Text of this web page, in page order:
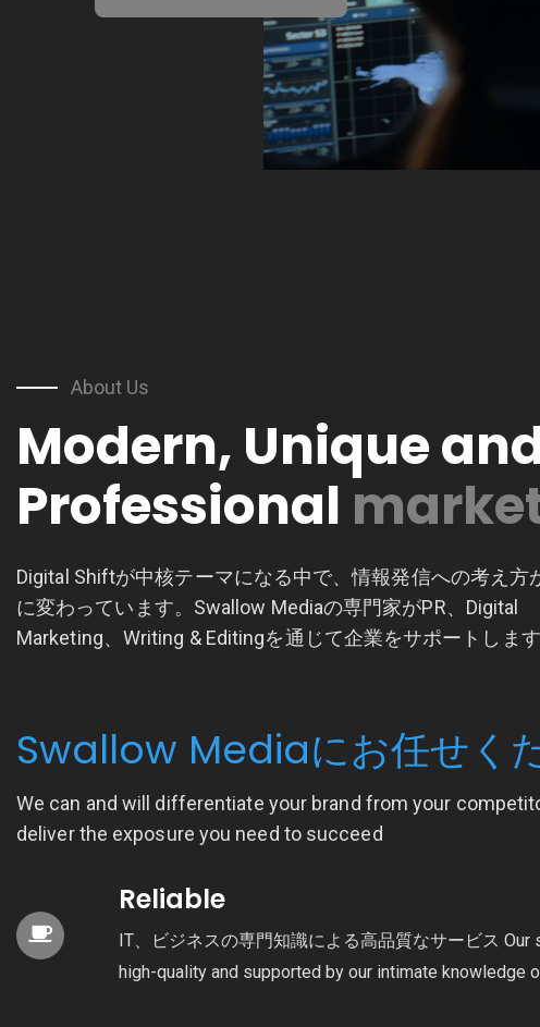
About Us
Modern, Unique
Professional
Digital Shiftが中核テーマになる中で、情報発信への考え方
に変わっています。Swallow Mediaの専門家がPR、Digital
Marketing、Writing & Editingを通じて企業をサポートします
Swallow Mediaにお任せく
We can and will differentiate your brand from your
deliver the exposure you need to succeed
Reliable
IT、ビジネスの専門知識による高品質なサービス
high-quality and supported by our intimate knowledge